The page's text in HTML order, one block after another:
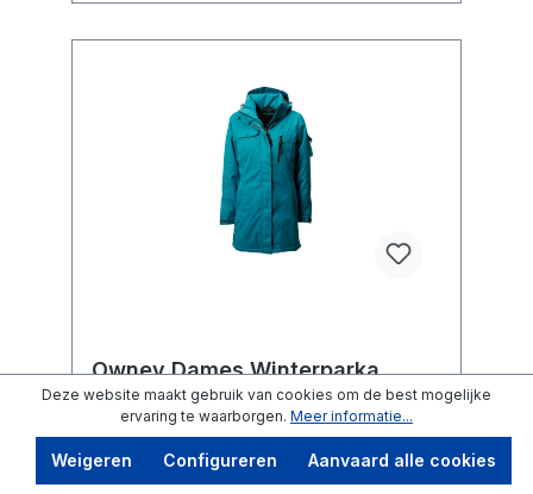
Owney Dames Winterparka
Arctic Aruba Blue
Deze website maakt gebruik van cookies om de best mogelijke
ervaring te waarborgen. Meer informatie...
Weigeren Configureren Aanvaard alle cookies